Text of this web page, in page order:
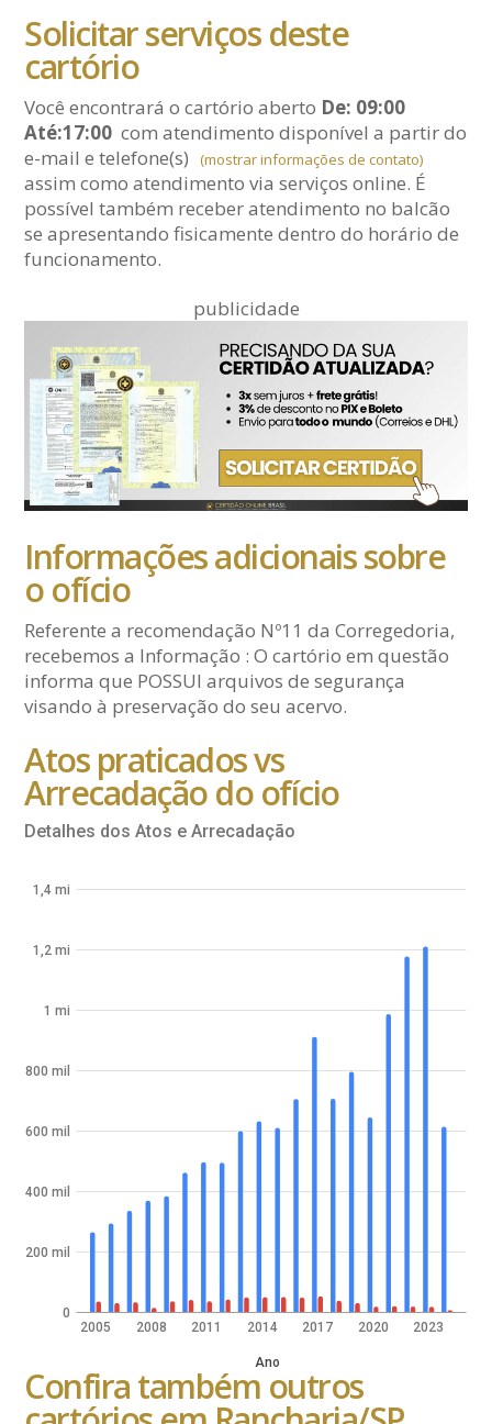
Solicitar serviços deste
cartório
Você encontrará o cartório aberto De: 09:00
Até:17:00 com atendimento disponível a partir do
e-maile telefone(s) (mostrar informações de contato)
assim como atendimento via serviços online. É
possível também receber atendimento no balcão
se apresentando fisicamente dentro do horário de
funcionamento.
publicidade
Informações adicionais sobre
o ofício
Referente a recomendação Nº11 da Corregedoria,
recebemos a Informação : O cartório em questão
informa que POSSUI arquivos de segurança
visando à preservação do seu acervo.
Atos praticados vs
Arrecadação do ofício
Detalhes dos Atos e Arrecadação
2005 2008 2011 2014 2017 2020 2023
Ano
0
200 mil
400 mil
600 mil
800 mil
1 mi
1,2 mi
1,4 mi
Confira também outros